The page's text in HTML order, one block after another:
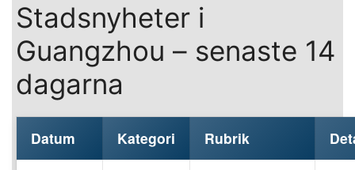
Stadsnyheter i
Guangzhou – senaste 14
dagarna
Datum Kategori Rubrik